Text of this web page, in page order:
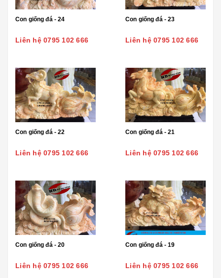
Con giống đá - 24
Liên hệ 0795 102 666
Con giống đá - 23
Liên hệ 0795 102 666
Con giống đá - 22
Liên hệ 0795 102 666
Con giống đá - 21
Liên hệ 0795 102 666
Con giống đá - 20
Liên hệ 0795 102 666
Con giống đá - 19
Liên hệ 0795 102 666